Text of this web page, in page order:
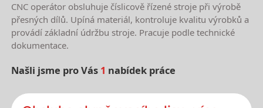
CNC operátor obsluhuje číslicově řízené stroje při výrobě
přesných dílů. Upíná materiál, kontroluje kvalitu výrobků a
provádí základní údržbu stroje. Pracuje podle technické
dokumentace.
Našli jsme pro Vás 1 nabídek práce
Nejnovější nabídky práce